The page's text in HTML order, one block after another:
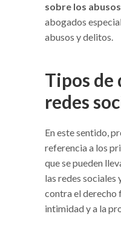
sobre los
abogados
abusos y delitos.
Tipos de
redes
En este sentido,
referencia a los
que se pueden
las redes sociales
contra el derecho
intimidad y a la